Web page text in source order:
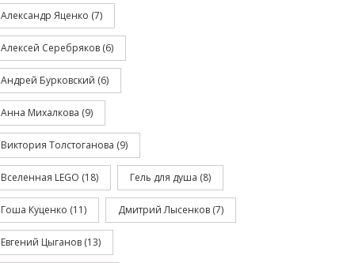
Александр Яценко (7)
Алексей Серебряков (6)
Андрей Бурковский (6)
Анна Михалкова (9)
Виктория Толстоганова (9)
Вселенная LEGO (18) Гель для душа (8)
Гоша Куценко (11) Дмитрий Лысенков (7)
Евгений Цыганов (13)